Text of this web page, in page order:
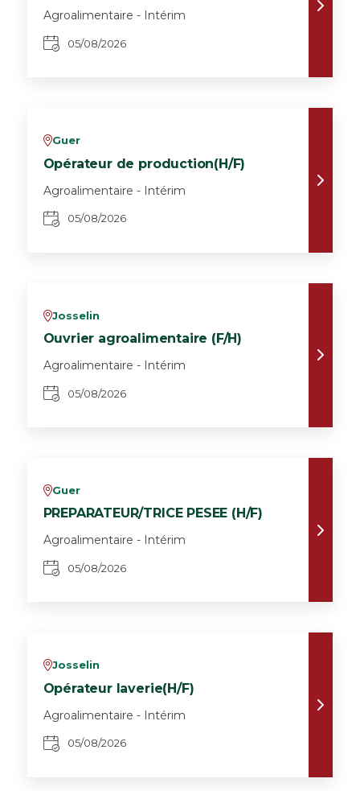
Agroalimentaire - Intérim
05/08/2026
vGuer
Opérateur de production(H/F)
Agroalimentaire - Intérim
05/08/2026
vJosselin
Ouvrier agroalimentaire (F/H)
Agroalimentaire - Intérim
05/08/2026
vGuer
PREPARATEUR/TRICE PESEE (H/F)
Agroalimentaire - Intérim
05/08/2026
vJosselin
Opérateur laverie(H/F)
Agroalimentaire - Intérim
05/08/2026